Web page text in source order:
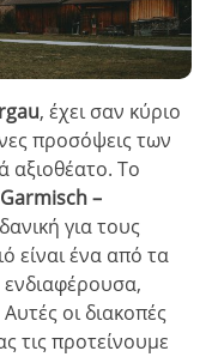
, έχει σαν κύριο
προσόψεις των
αξιοθέατο. Το
Garmisch –
για τους
είναι ένα από τα
ενδιαφέρουσα,
οι διακοπές
τις προτείνουμε